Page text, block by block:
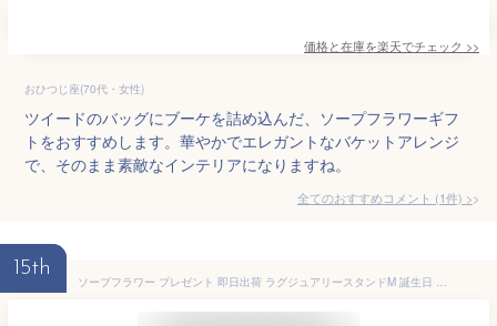
価格と在庫を楽天でチェック >>
おひつじ座(70代・女性)
ツイードのバッグにブーケを詰め込んだ、ソープフラワーギフ
トをおすすめします。華やかでエレガントなバケットアレンジ
で、そのまま素敵なインテリアになりますね。
全てのおすすめコメント (1件) >
15th
ソープフラワー プレゼント 即日出荷 ラグジュアリースタンドM 誕生日 父の日 父の日ギフト 結婚祝い そのまま飾れる 誕生日プレゼント ボックス くすみピンク 赤 紫 オシャレ 造花 お供え 即日発送 還暦祝い 退職祝い 箱 シック ソープフラワーギフト